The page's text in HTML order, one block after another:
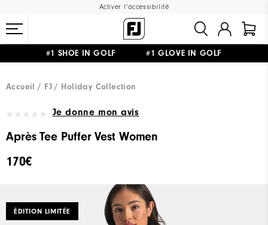
Activer l'accessibilité
#1 SHOE IN GOLF #1 GLOVE IN GOLF
Accueil
FJ Holiday Collection
Je donne mon avis
Après Tee Puffer Vest Women
170€
ÉDITION LIMITÉE